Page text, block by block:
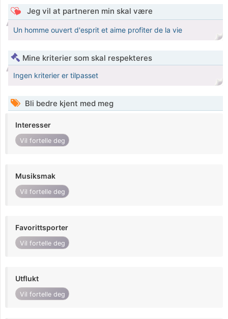
Jeg vil at partneren min skal være
Un homme ouvert d'esprit et aime profiter de la vie
Mine kriterier som skal respekteres
Ingen kriterier er tilpasset
Bli bedre kjent med meg
Interesser
Vil fortelle deg
Musiksmak
Vil fortelle deg
Favorittsporter
Vil fortelle deg
Utflukt
Vil fortelle deg